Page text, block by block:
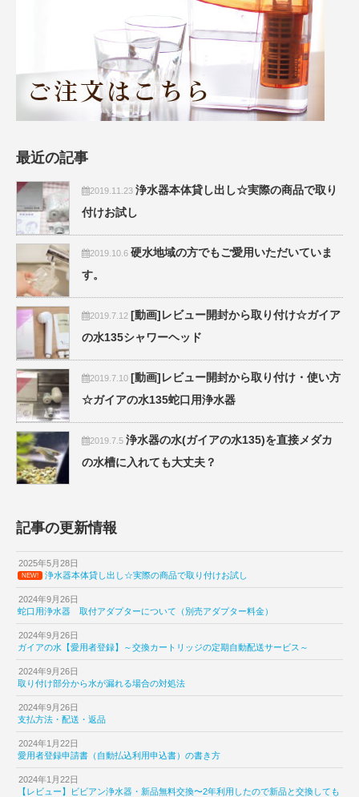
最近の記事
2019.11.23 浄水器本体貸し出し☆実際の商品で取り
付けお試し
2019.10.6 硬水地域の方でもご愛用いただいていま
す。
2019.7.12 [動画]レビュー開封から取り付け☆ガイア
の水135シャワーヘッド
2019.7.10 [動画]レビュー開封から取り付け・使い方
☆ガイアの水135蛇口用浄水器
2019.7.5 浄水器の水(ガイアの水135)を直接メダカ
の水槽に入れても大丈夫？
記事の更新情報
2025年5月28日
NEW! 浄水器本体貸し出し☆実際の商品で取り付けお試し
2024年9月26日
蛇口用浄水器 取付アダプターについて（別売アダプター料金）
2024年9月26日
ガイアの水【愛用者登録】～交換カートリッジの定期自動配送サービス～
2024年9月26日
取り付け部分から水が漏れる場合の対処法
2024年9月26日
支払方法・配送・返品
2024年1月22日
愛用者登録申請書（自動払込利用申込書）の書き方
2024年1月22日
【レビュー】ビビアン浄水器・新品無料交換〜2年利用したので新品と交換しても